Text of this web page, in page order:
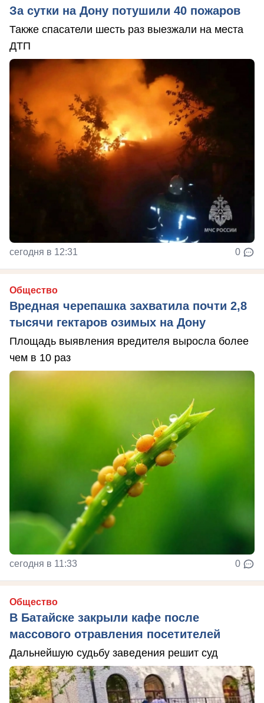
За сутки на Дону потушили 40 пожаров
Также спасатели шесть раз выезжали на места
ДТП
сегодня в 12:31 0
Общество
Вредная черепашка захватила почти 2,8
тысячи гектаров озимых на Дону
Площадь выявления вредителя выросла более
чем в 10 раз
сегодня в 11:33 0
Общество
В Батайске закрыли кафе после
массового отравления посетителей
Дальнейшую судьбу заведения решит суд